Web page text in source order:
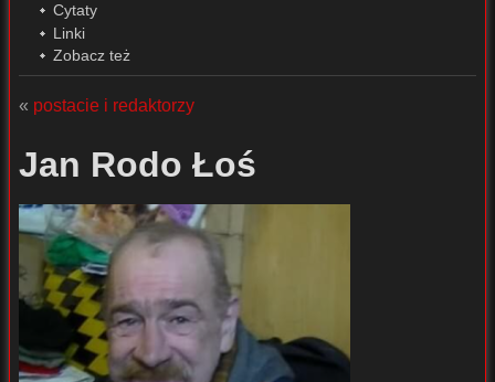
Cytaty
Linki
Zobacz też
« postacie i redaktorzy
Jan Rodo Łoś